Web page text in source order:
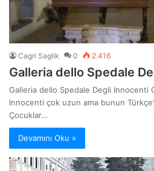
Cagri Saglik 0 2.416
Galleria dello Spedale
Galleria dello Spedale Degli Innocenti
Innocenti çok uzun ama bunun
Çocuklar…
Devamını Oku »